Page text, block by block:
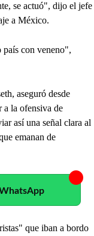
se actuó", dijo el jefe
a México.
con veneno",
aseguró desde
a la ofensiva de
así una señal clara al
emanan de
que iban a bordo